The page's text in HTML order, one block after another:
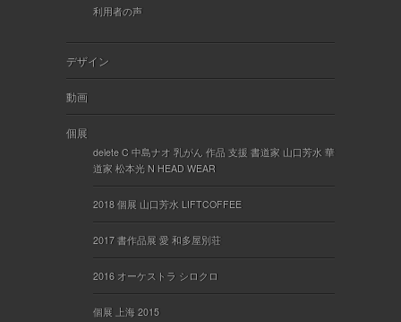
利用者の声
デザイン
動画
個展
delete C 中島ナオ 乳がん 作品 支援 書道家 山口芳水 華
道家 松本光 N HEAD WEAR
2018 個展 山口芳水 LIFTCOFFEE
2017 書作品展 愛 和多屋別荘
2016 オーケストラ シロクロ
個展 上海 2015